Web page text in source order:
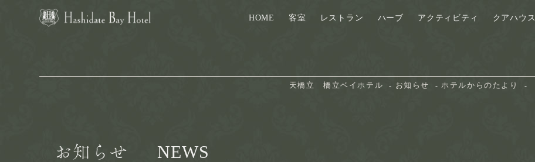
HOME 客室 レストラン ハーブ アクティビティ クアハウス
天橋立　橋立ベイホテル お知らせ ホテルからのたより
お知らせ NEWS